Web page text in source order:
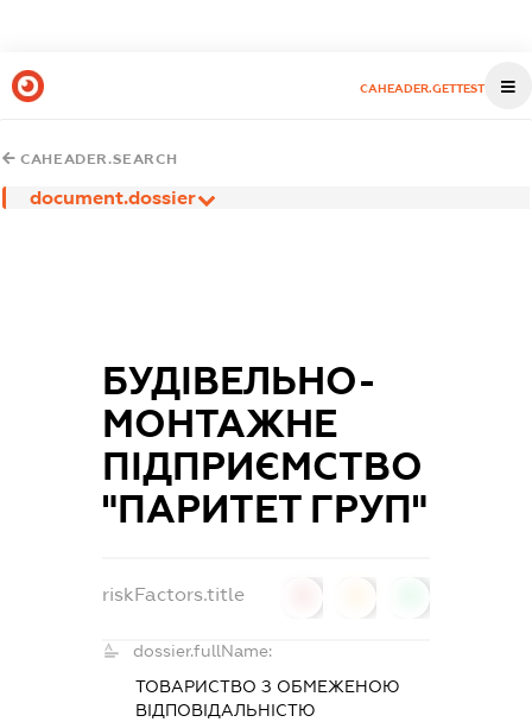
CAHEADER.GETTEST
CAHEADER.SEARCH
document.dossier
БУДІВЕЛЬНО-
МОНТАЖНЕ
ПІДПРИЄМСТВО
"ПАРИТЕТ ГРУП"
riskFactors.title
dossier.fullName:
ТОВАРИСТВО З ОБМЕЖЕНОЮ
ВІДПОВІДАЛЬНІСТЮ